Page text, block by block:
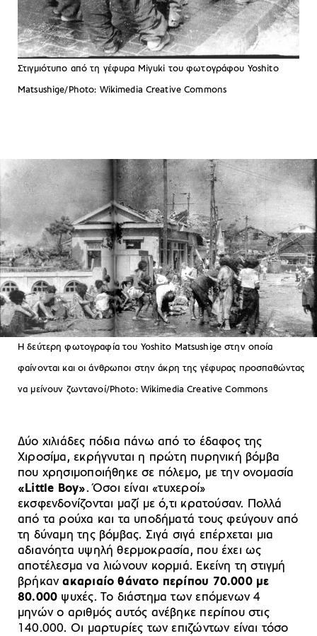
Στιγμιότυπο από τη γέφυρα Miyuki του φωτογράφου Yoshito
Matsushige/Photo: Wikimedia Creative Commons
Η δεύτερη φωτογραφία του Yoshito Matsushige στην οποία
φαίνονται και οι άνθρωποι στην άκρη της γέφυρας προσπαθώντας
να μείνουν ζωντανοί/Photo: Wikimedia Creative Commons
Δύο χιλιάδες πόδια πάνω από το έδαφος της
Χιροσίμα, εκρήγνυται η πρώτη πυρηνική βόμβα
που χρησιμοποιήθηκε σε πόλεμο, με την ονομασία
«Little Boy». Όσοι είναι «τυχεροί»
εκσφενδονίζονται μαζί με ό,τι κρατούσαν. Πολλά
από τα ρούχα και τα υποδήματά τους φεύγουν από
τη δύναμη της βόμβας. Σιγά σιγά επέρχεται μια
αδιανόητα υψηλή θερμοκρασία, που έχει ως
αποτέλεσμα να λιώνουν κορμιά. Εκείνη τη στιγμή
βρήκανακαριαίο θάνατο περίπου 70.000 με
80.000 ψυχές. Το διάστημα των επόμενων 4
μηνών ο αριθμός αυτός ανέβηκε περίπου στις
140.000. Οι μαρτυρίες των επιζώντων είναι τόσο